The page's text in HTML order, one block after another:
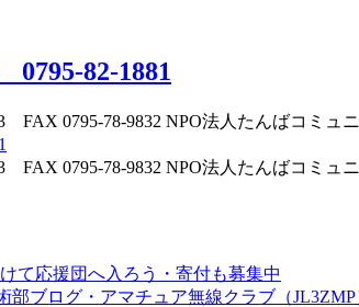
82-1881
0795-78-9832 NPO法人たんばコミュ
0795-78-9832 NPO法人たんばコミュ
て応援団へ入ろう・寄付も募集中
部ブログ・アマチュア無線クラブ（JL3ZMP